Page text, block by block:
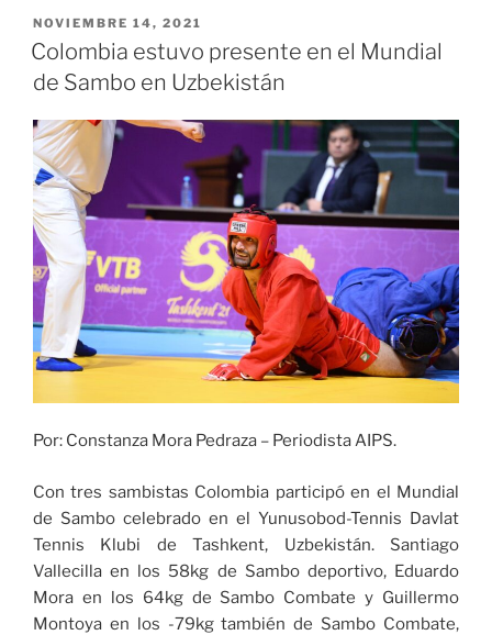
PUBLICADO
EL
NOVIEMBRE 14, 2021
Colombia estuvo presente en el Mundial
de Sambo en Uzbekistán
Por: Constanza Mora Pedraza – Periodista AIPS.
Con tres sambistas Colombia participó en el Mundial
de Sambo celebrado en el Yunusobod-Tennis Davlat
Tennis Klubi de Tashkent, Uzbekistán. Santiago
Vallecilla en los 58kg de Sambo deportivo, Eduardo
Mora en los 64kg de Sambo Combate y Guillermo
Montoya en los -79kg también de Sambo Combate,